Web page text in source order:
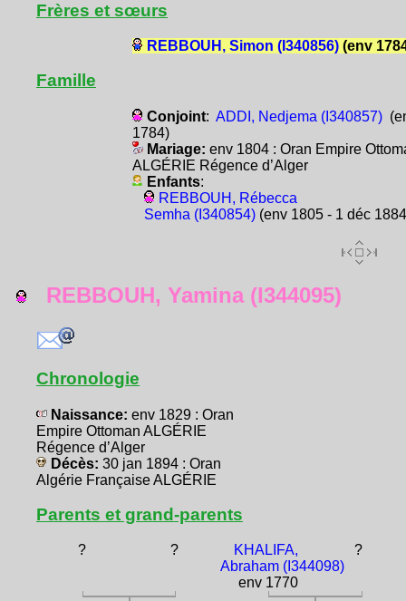
Frères et sœurs
REBBOUH, Simon (I340856)(env
Famille
Conjoint: ADDI, Nedjema (I340857)
1784)
Mariage: env 1804 : Oran Empire
ALGÉRIE Régence d’Alger
Enfants:
REBBOUH, Rébecca
Semha (I340854)(env 1805 - 1 déc
REBBOUH, Yamina (I344095)
Chronologie
Naissance: env 1829 : Oran
Empire Ottoman ALGÉRIE
Régence d’Alger
Décès: 30 jan 1894 : Oran
Algérie Française ALGÉRIE
Parents et grand-parents
? ?
KHALIFA,
Abraham (I344098)
env 1770
?